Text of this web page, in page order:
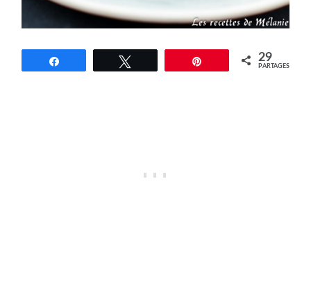
Épingle 29
PARTAGES